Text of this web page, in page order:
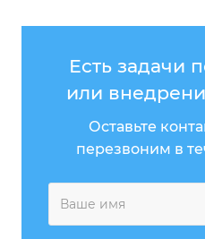
Есть задачи
или
Оставьте
перезвоним в